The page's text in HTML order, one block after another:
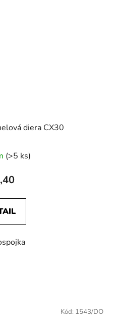
diera CX30
(>5 ks)
Kód: 1543/DO